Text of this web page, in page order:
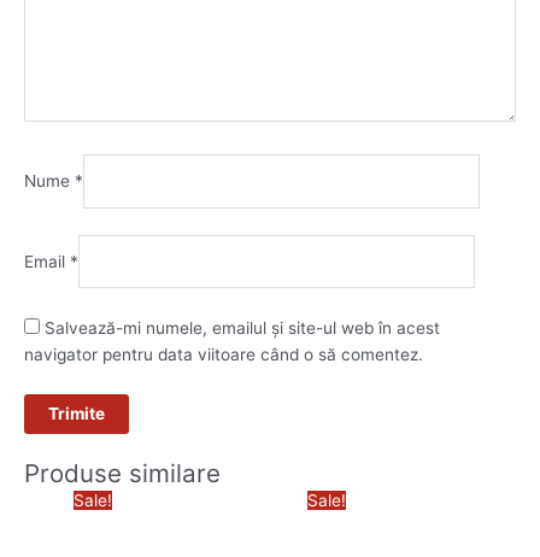
Nume *
Email *
Salvează-mi numele, emailul și site-ul web în acest
navigator pentru data viitoare când o să comentez.
Produse similare
Sale!
curent
Sale!